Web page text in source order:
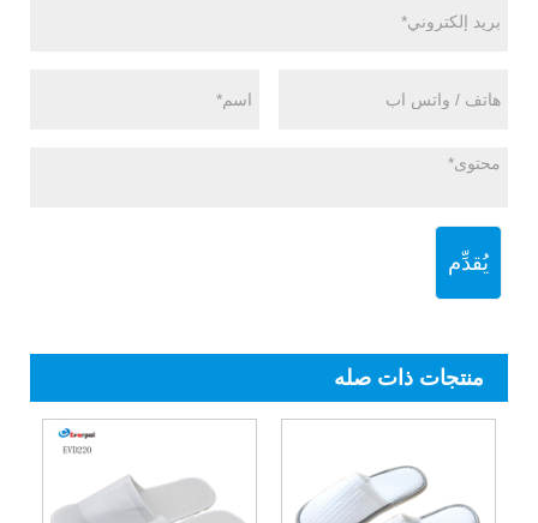
يُقدِّم
منتجات ذات صله